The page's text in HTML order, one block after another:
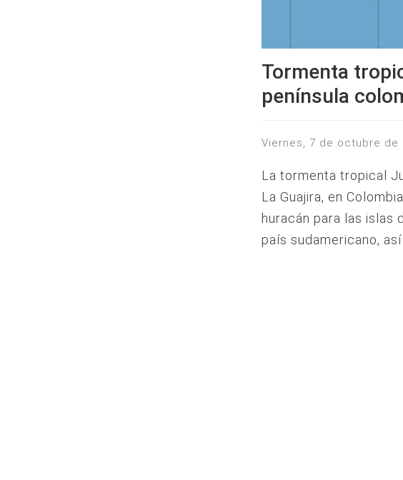
Tormenta
península
viernes, 7 de octubre de
La tormenta tropical
La Guajira, en
huracán para las islas
país sudamericano,